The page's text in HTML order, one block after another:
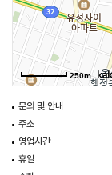
250m
문의 및 안내
주소
영업시간
휴일